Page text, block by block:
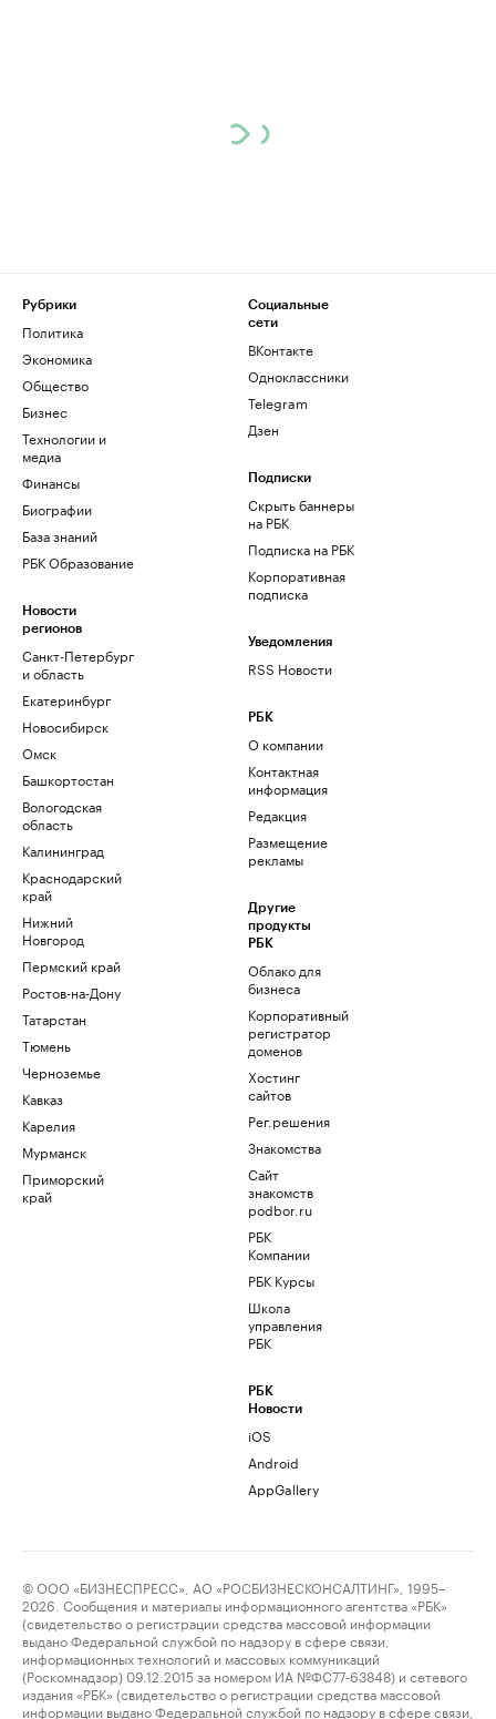
Рубрики
Политика
Экономика
Общество
Бизнес
Технологии и
медиа
Финансы
Биографии
База знаний
РБК Образование
Новости
регионов
Санкт-Петербург
и область
Екатеринбург
Новосибирск
Омск
Башкортостан
Вологодская
область
Калининград
Краснодарский
край
Нижний
Новгород
Пермский край
Ростов-на-Дону
Татарстан
Тюмень
Черноземье
Кавказ
Карелия
Мурманск
Приморский
край
Социальные
сети
ВКонтакте
Одноклассники
Telegram
Дзен
Подписки
Скрыть баннеры
на РБК
Подписка на РБК
Корпоративная
подписка
Уведомления
RSS Новости
РБК
О компании
Контактная
информация
Редакция
Размещение
рекламы
Другие
продукты
РБК
Облако для
бизнеса
Корпоративный
регистратор
доменов
Хостинг
сайтов
Рег.решения
Знакомства
Сайт
знакомств
podbor.ru
РБК
Компании
РБК Курсы
Школа
управления
РБК
РБК
Новости
iOS
Android
AppGallery
© ООО «БИЗНЕСПРЕСС», АО «РОСБИЗНЕСКОНСАЛТИНГ», 1995–
2026. Сообщения и материалы информационного агентства «РБК»
(свидетельство о регистрации средства массовой информации
выдано Федеральной службой по надзору в сфере связи,
информационных технологий и массовых коммуникаций
(Роскомнадзор) 09.12.2015 за номером ИА №ФС77-63848) и сетевого
издания «РБК» (свидетельство о регистрации средства массовой
информации выдано Федеральной службой по надзору в сфере связи,